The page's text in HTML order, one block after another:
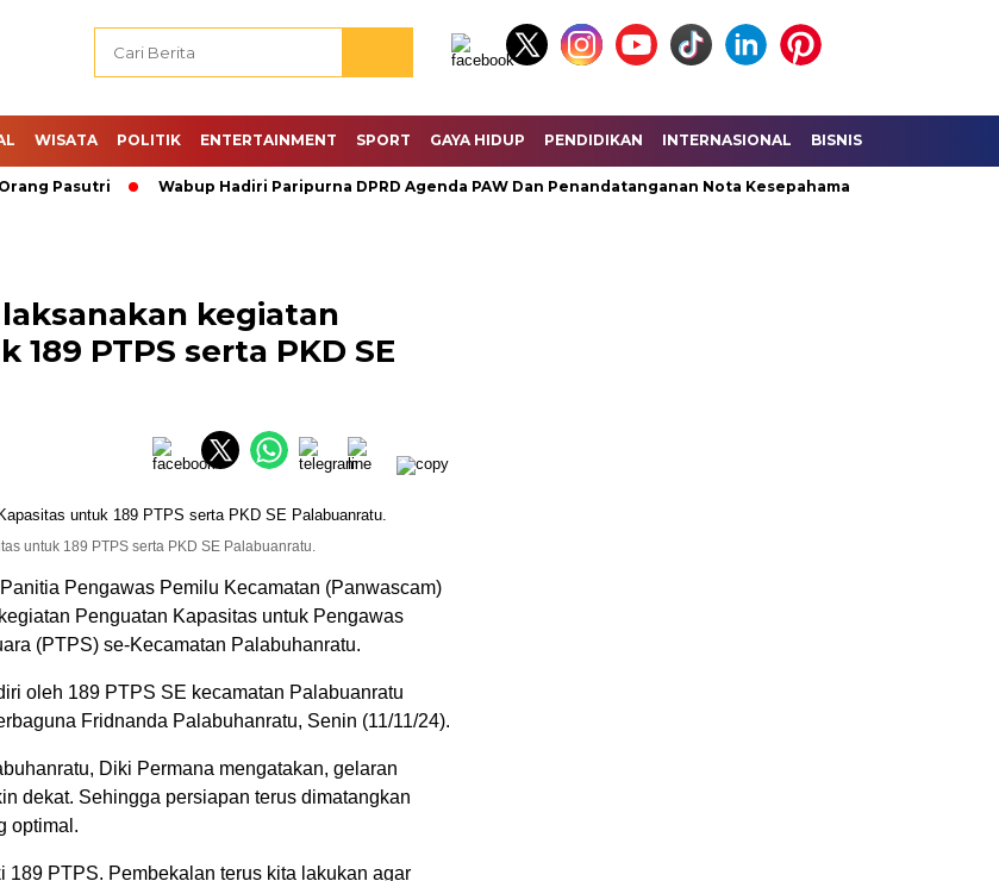
WISATA POLITIK ENTERTAINMENT SPORT GAYA HIDUP PENDIDIKAN INTERNASIONAL BISNIS
Pasutri Wabup Hadiri Paripurna DPRD Agenda PAW Dan Penandatanganan Nota Kesepahaman KUA – PPAS
kegiatan
PTPS serta PKD SE
untuk 189 PTPS serta PKD SE Palabuanratu.
Pengawas Pemilu Kecamatan (Panwascam)
Penguatan Kapasitas untuk Pengawas
(PTPS) se-Kecamatan Palabuhanratu.
oleh 189 PTPS SE kecamatan Palabuanratu
Fridnanda Palabuhanratu, Senin (11/11/24).
Diki Permana mengatakan, gelaran
dekat. Sehingga persiapan terus dimatangkan
optimal.
189 PTPS. Pembekalan terus kita lakukan agar